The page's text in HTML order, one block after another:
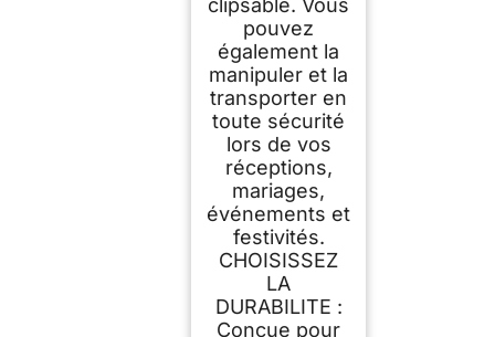
clipsable. Vous
pouvez
également la
manipuler et la
transporter en
toute sécurité
lors de vos
réceptions,
mariages,
événements et
festivités.
CHOISISSEZ
LA
DURABILITE :
Conçue pour